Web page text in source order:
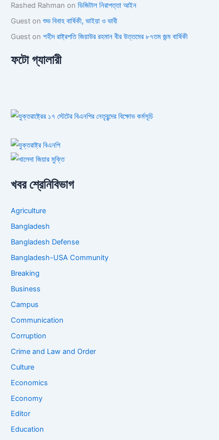
Rashed Rahman onডিজিটাল নিরাপত্তা আইন
Guest onশুভ বিবাহ বার্ষিকী, ভাইয়া ও ভাবী
Guest onশহীদ রাষ্ট্রপতি জিয়াউর রহমান বীর উত্তমের ৮৭তম জন্ম বার্ষিকী
ফটো গ্যালারী
খবর শ্রেনিবিভাগ
Agriculture
Bangladesh
Bangladesh Defense
Bangladesh-USA Community
Breaking
Business
Campus
Communication
Corruption
Crime and Law and Order
Culture
Economics
Economy
Editor
Education